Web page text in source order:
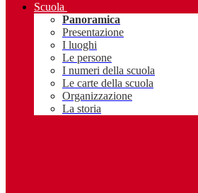
Scuola
Panoramica
Presentazione
I luoghi
Le persone
I numeri della scuola
Le carte della scuola
Organizzazione
La storia